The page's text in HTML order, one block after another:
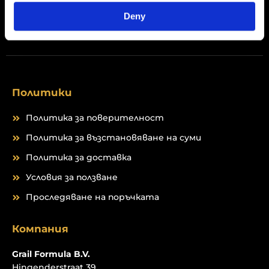
Deny
Политики
Политика за поверителност
Политика за възстановяване на суми
Политика за доставка
Условия за ползване
Проследяване на поръчката
Компания
Grail Formula B.V.